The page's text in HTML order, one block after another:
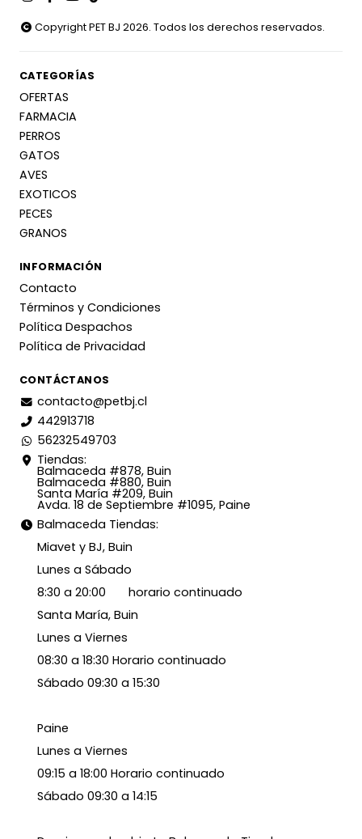
Copyright PET BJ 2026. Todos los derechos reservados.
CATEGORÍAS
OFERTAS
FARMACIA
PERROS
GATOS
AVES
EXOTICOS
PECES
GRANOS
INFORMACIÓN
Contacto
Términos y Condiciones
Política Despachos
Política de Privacidad
CONTÁCTANOS
contacto@petbj.cl
442913718
56232549703
Tiendas:
Balmaceda #878, Buin
Balmaceda #880, Buin
Santa María #209, Buin
Avda. 18 de Septiembre #1095, Paine
Balmaceda Tiendas:
Miavet y BJ, Buin
Lunes a Sábado
8:30 a 20:00 horario continuado
Santa María, Buin
Lunes a Viernes
08:30 a 18:30 Horario continuado
Sábado 09:30 a 15:30
Paine
Lunes a Viernes
09:15 a 18:00 Horario continuado
Sábado 09:30 a 14:15